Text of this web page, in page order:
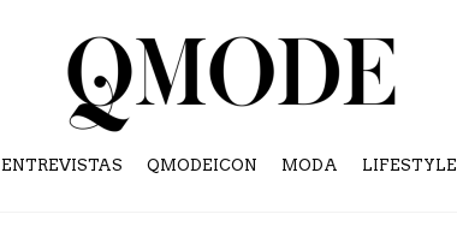
ENTREVISTAS QMODEICON MODA LIFESTYLE